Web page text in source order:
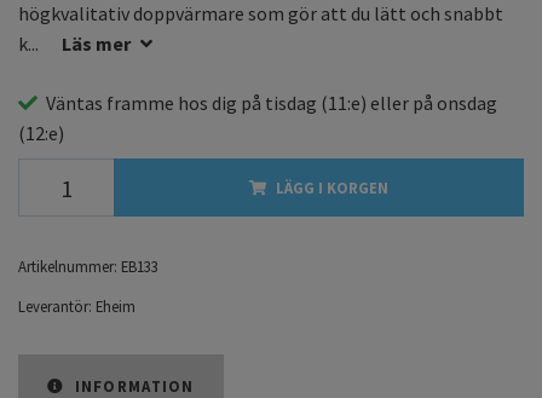
högkvalitativ doppvärmare som gör att du lätt och snabbt
k...
Läs mer
Väntas framme hos dig på tisdag (11:e) eller på onsdag
(12:e)
LÄGG I KORGEN
Artikelnummer: EB133
Leverantör: Eheim
INFORMATION